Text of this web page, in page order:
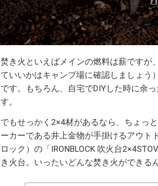
焚き火といえばメインの燃料は薪ですが
ていいかはキャンプ場に確認しましょう
です。もちろん、自宅でDIYした時に余
す。
でもせっかく2×4材があるなら、ちょっ
ーカーである井上金物が手掛けるアウト
ロック）の「IRONBLOCK 吹火台
き火台。いったいどんな焚き火ができる